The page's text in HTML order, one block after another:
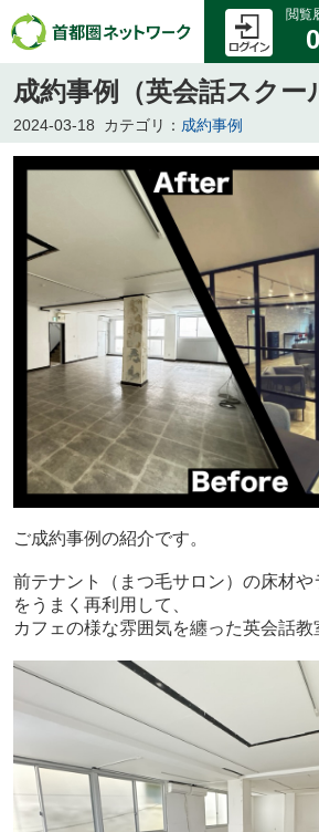
閲覧
0
成約事例（英会話スクー
2024-03-18 カテゴリ： 成約事例
ご成約事例の紹介です。
前テナント（まつ毛サロン）の床材
をうまく再利用して、
カフェの様な雰囲気を纏った英会話教